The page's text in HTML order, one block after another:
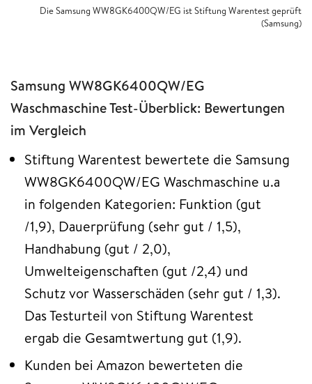
Die Samsung WW8GK6400QW/EG ist Stiftung Warentest geprüft
(Samsung)
Samsung WW8GK6400QW/EG
Waschmaschine Test-Überblick: Bewertungen
im Vergleich
Stiftung Warentest bewertete die Samsung
WW8GK6400QW/EG Waschmaschine u.a
in folgenden Kategorien: Funktion (gut
/1,9), Dauerprüfung (sehr gut / 1,5),
Handhabung (gut / 2,0),
Umwelteigenschaften (gut /2,4) und
Schutz vor Wasserschäden (sehr gut / 1,3).
Das Testurteil von Stiftung Warentest
ergab die Gesamtwertung gut (1,9).
Kunden bei Amazon bewerteten die